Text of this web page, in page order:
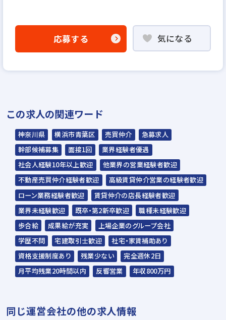
「応募する」よりエントリー
WEB応募書類による書類選考
▼
▼
面接（1回～2回）
▼
内定
☆入社時期は相談に応じます。現在、在職中
の方も積極的にご応募ください。
☆応募の秘密は厳守いたします。
応募する 気になる
この求人の関連ワード
神奈川県 横浜市青葉区 売買仲介
急募求人
幹部候補募集
面接1回
業界経験者優遇
社会人経験10年以上歓迎
他業界の営業経験者歓迎
不動産売買仲介経験者歓迎
高級賃貸仲介営業の経験者歓迎
ローン業務経験者歓迎
賃貸仲介の店長経験者歓迎
業界未経験歓迎
既卒・第2新卒歓迎
職種未経験歓迎
歩合給
成果給が充実
上場企業のグループ会社
学歴不問
宅建取引士歓迎
社宅・家賃補助あり
資格支援制度あり
残業少ない
完全週休2日
月平均残業20時間以内
反響営業 年収800万円
同じ運営会社の他の求人情報